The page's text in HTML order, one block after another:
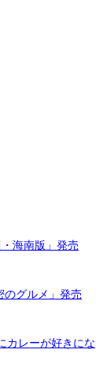
海南版」発売
のグルメ」発売
カレーが好きにな